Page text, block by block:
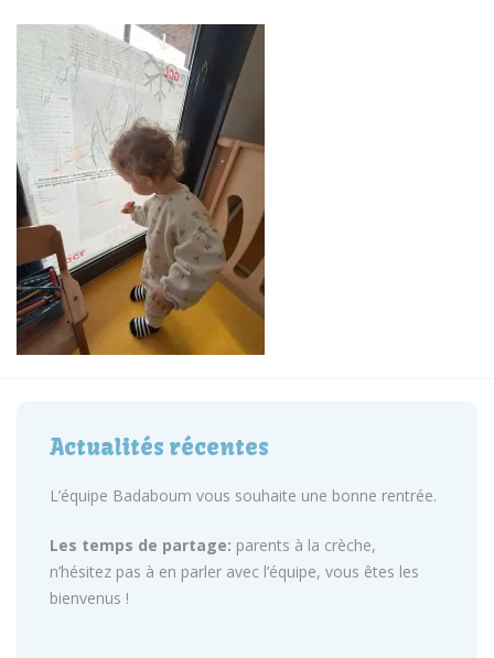
Actualités récentes
L’équipe Badaboum vous souhaite une bonne rentrée.
Les temps de partage: parents à la crèche,
n’hésitez pas à en parler avec l’équipe, vous êtes les
bienvenus !